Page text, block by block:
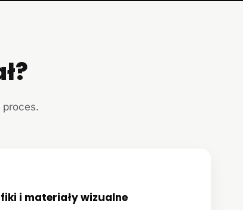
proces.
i materiały wizualne